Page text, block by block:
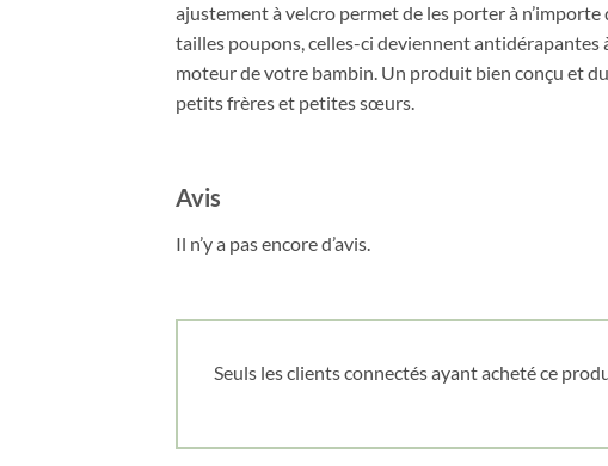
ajustement à velcro permet de les porter à
tailles poupons, celles-ci deviennent
moteur de votre bambin. Un produit bien conçu et
petits frères et petites sœurs.
Avis
Il n’y a pas encore d’avis.
Seuls les clients connectés ayant acheté ce